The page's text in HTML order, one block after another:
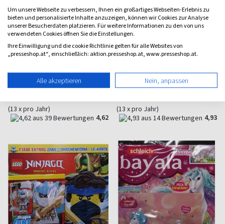
Dein SPIEGEL
Wissen für junge Leser
(13 x pro Jahr)
4,62
LEGO Minecraft
Das Magazin zum Game
(13 x pro Jahr)
4,93
Um unsere Webseite zu verbessern, Ihnen ein großartiges Webseiten-Erlebnis zu
bieten und personalisierte Inhalte anzuzeigen, können wir Cookies zur Analyse
unserer Besucherdaten platzieren. Für weitere Informationen zu den von uns
verwendeten Cookies öffnen Sie die Einstellungen.
Ihre Einwilligung und die cookie Richtlinie gelten für alle Websites von
„presseshop.at“, einschließlich: aktion.presseshop.at, www.presseshop.at.
Alle akzeptieren Nein, anpassen